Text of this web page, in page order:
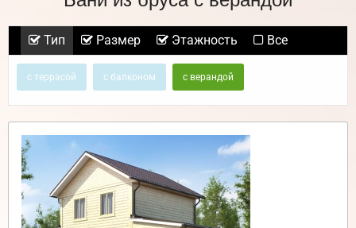
Тип Размер Этажность Все
с террасой с балконом с верандой